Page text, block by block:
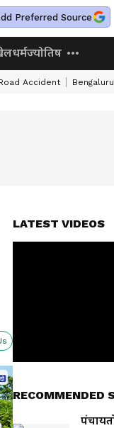
Preferred Source
धर्मज्योतिष
Accident
LATEST VIDEOS
RECOMMENDED